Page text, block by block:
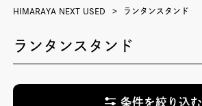
HIMARAYA NEXT USED ランタンスタンド
ランタンスタンド
条件を絞り込む